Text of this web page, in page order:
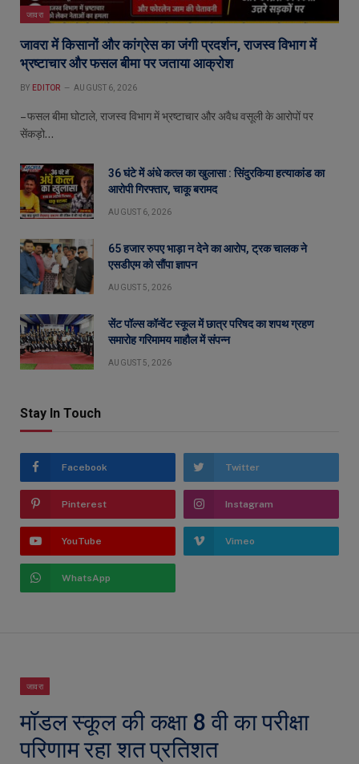
जावरा
जावरा में किसानों और कांग्रेस का जंगी प्रदर्शन, राजस्व विभाग में
भ्रष्टाचार और फसल बीमा पर जताया आक्रोश
BY EDITOR AUGUST 6, 2026
– फसल बीमा घोटाले, राजस्व विभाग में भ्रष्टाचार और अवैध वसूली के आरोपों पर
सेंकड़ो…
36 घंटे में अंधे कत्ल का खुलासा : सिंदुरकिया हत्याकांड का
आरोपी गिरफ्तार, चाकू बरामद
AUGUST 6, 2026
65 हजार रुपए भाड़ा न देने का आरोप, ट्रक चालक ने
एसडीएम को सौंपा ज्ञापन
AUGUST 5, 2026
सेंट पॉल्स कॉन्वेंट स्कूल में छात्र परिषद का शपथ ग्रहण
समारोह गरिमामय माहौल में संपन्न
AUGUST 5, 2026
Stay In Touch
Facebook Twitter
Pinterest Instagram
YouTube Vimeo
WhatsApp
जावरा
मॉडल स्कूल की कक्षा 8 वी का परीक्षा
परिणाम रहा शत प्रतिशत